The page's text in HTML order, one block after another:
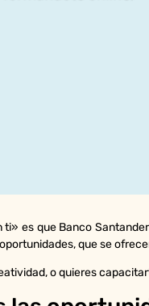
es que Banco
que se
o quieres